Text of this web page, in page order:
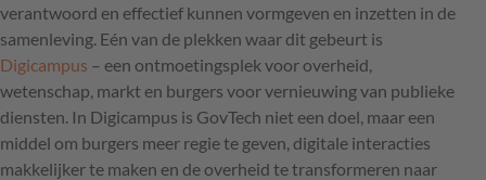
verantwoord en effectief kunnen vormgeven en inzetten in de
samenleving. Eén van de plekken waar dit gebeurt is
Digicampus – een ontmoetingsplek voor overheid,
wetenschap, markt en burgers voor vernieuwing van publieke
diensten. In Digicampus is GovTech niet een doel, maar een
middel om burgers meer regie te geven, digitale interacties
makkelijker te maken en de overheid te transformeren naar